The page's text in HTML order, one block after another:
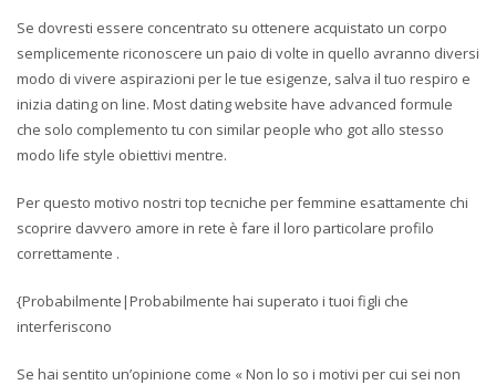
Se dovresti essere concentrato su ottenere acquistato un corpo
semplicemente riconoscere un paio di volte in quello avranno diversi
modo di vivere aspirazioni per le tue esigenze, salva il tuo respiro e
inizia dating on line. Most dating website have advanced formule
che solo complemento tu con similar people who got allo stesso
modo life style obiettivi mentre.
Per questo motivo nostri top tecniche per femmine esattamente chi
scoprire davvero amore in rete è fare il loro particolare profilo
correttamente .
{Probabilmente|Probabilmente hai superato i tuoi figli che
interferiscono
Se hai sentito un’opinione come « Non lo so i motivi per cui sei non